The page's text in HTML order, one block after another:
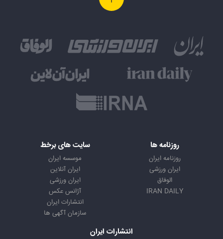
روزنامه ها
روزنامه ایران
ایران ورزشی
الوفاق
IRAN DAILY
سایت های برخط
موسسه ایران
ایران آنلاین
ایران ورزشی
آژانس عکس
انتشارات ایران
سازمان آگهی ها
انتشارات ایران